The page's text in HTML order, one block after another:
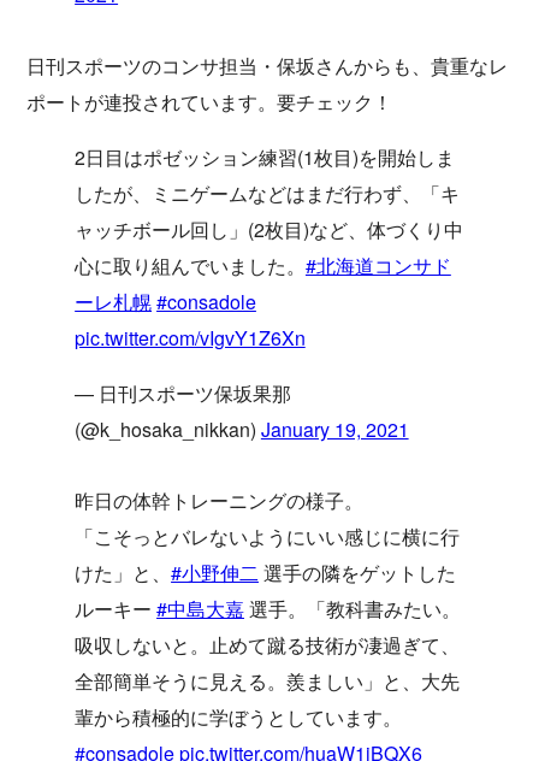
日刊スポーツのコンサ担当・保坂さんからも、貴重なレ
ポートが連投されています。要チェック！
2日目はポゼッション練習(1枚目)を開始しま
したが、ミニゲームなどはまだ行わず、「キ
ャッチボール回し」(2枚目)など、体づくり中
心に取り組んでいました。 #北海道コンサド
ーレ札幌#consadole
pic.twitter.com/vIgvY1Z6Xn
— 日刊スポーツ保坂果那
(@k_hosaka_nikkan) January 19, 2021
昨日の体幹トレーニングの様子。
「こそっとバレないようにいい感じに横に行
けた」と、#小野伸二 選手の隣をゲットした
ルーキー#中島大嘉選手。「教科書みたい。
吸収しないと。止めて蹴る技術が凄過ぎて、
全部簡単そうに見える。羨ましい」と、大先
輩から積極的に学ぼうとしています。
#consadolepic.twitter.com/huaW1jBQX6